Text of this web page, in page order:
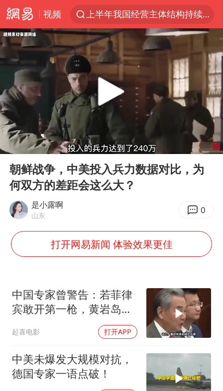
视频
上半年我国经营主体结构持续优化
上海有出现龙卷潜势
上海全域长途客运班次全部停运
白海豚10级风圈
《披荆斩棘2026》阵容官宣
王艺迪无缘横滨赛决赛
上海暴雨红色预警
国足U17与阿森纳决赛取消 并列冠军
1枚就能让航母瘫痪 轰-6J实力有多强
2025年小学教师减少13.19万
上海大部迎大暴雨
《龙餐馆》 冲奖
构建更高水平的全民健身公共服务体系
Play
00:00 04:09
朝鲜战争，中美投入兵力数据对比，为
何双方的差距会这么大？
是小露啊
山东 0
打开网易新闻 体验效果更佳
中国专家曾警告：若菲律
宾敢开第一枪，黄岩岛填
起喜电影 打开APP
中美未爆发大规模对抗，
德国专家一语点破！